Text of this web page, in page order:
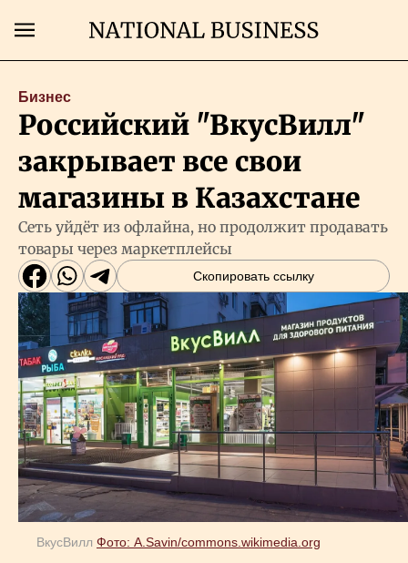
Главная
Экономика
Бизнес
Рынки
Технологии
Власть
Геополитика
Исследования
Бизнес
Российский "ВкусВилл"
закрывает все свои
магазины в Казахстане
Сеть уйдёт из офлайна, но продолжит продавать
товары через маркетплейсы
Скопировать ссылку
ВкусВилл Фото: A.Savin/commons.wikimedia.org